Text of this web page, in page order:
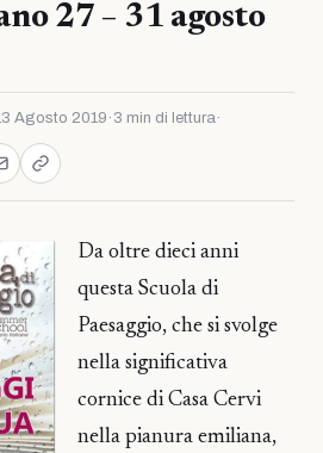
27 – 31 agosto
Agosto 2019 · 3 min di lettura·
Da oltre dieci anni
questa Scuola di
Paesaggio, che si svolge
nella significativa
cornice di Casa Cervi
nella pianura emiliana,